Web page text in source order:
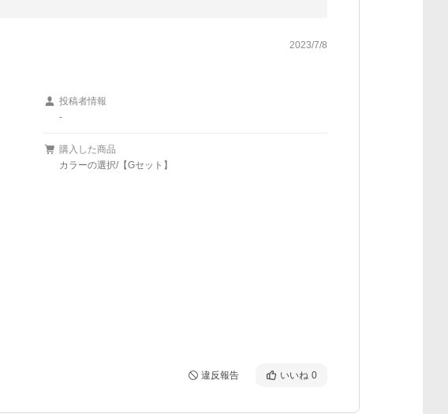
2023/7/8
投稿者情報
-
購入した商品
カラーの選択/【Gセット】
違反報告 いいね 0